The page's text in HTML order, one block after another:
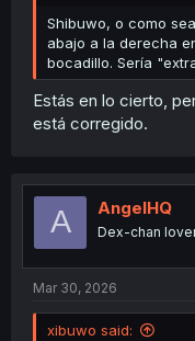
Shibuwo, o como
abajo a la derecha
bocadillo. Sería
Estás en lo cierto,
está corregido.
A AngelHQ
Dex-chan
Mar 30, 2026
xibuwo said: